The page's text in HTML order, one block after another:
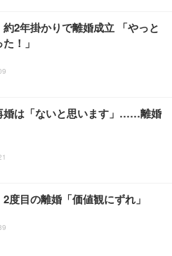
2年掛かりで離婚成立 「やっと
！」
婚は「ないと思います」……離婚
度目の離婚「価値観にずれ」